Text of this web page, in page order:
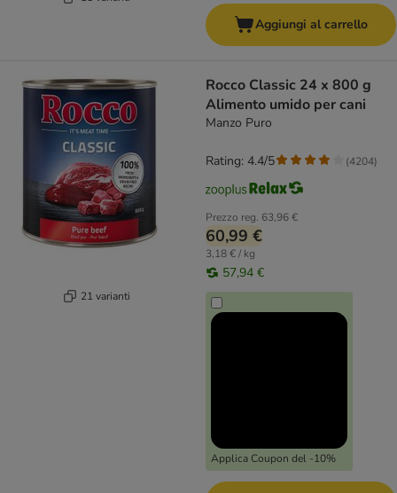
Aggiungi al carrello
21 varianti
Rocco Classic 24 x 800 g
Alimento umido per cani
Manzo Puro
Prezzo reg. 63,96 €
60,99 €
3,18 € / kg
57,94 €
Applica Coupon del -10%
Rating: 4.4/5 (4204)